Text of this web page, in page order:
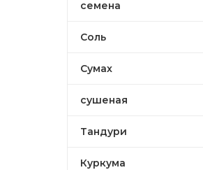
семена
Соль
Сумах
сушеная
Тандури
Куркума